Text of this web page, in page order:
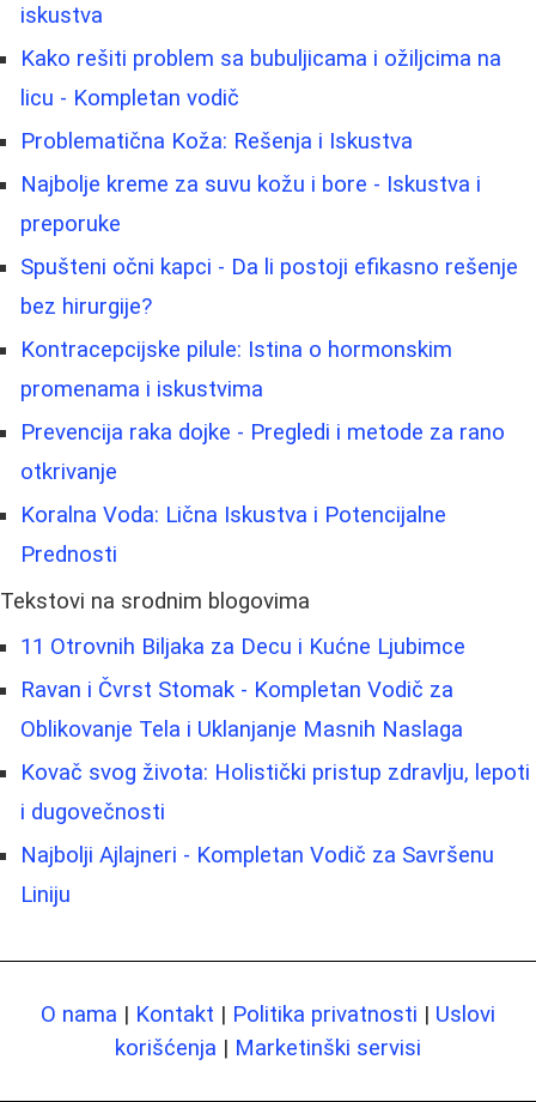
iskustva
Kako rešiti problem sa bubuljicama i ožiljcima na
licu - Kompletan vodič
Problematična Koža: Rešenja i Iskustva
Najbolje kreme za suvu kožu i bore - Iskustva i
preporuke
Spušteni očni kapci - Da li postoji efikasno rešenje
bez hirurgije?
Kontracepcijske pilule: Istina o hormonskim
promenama i iskustvima
Prevencija raka dojke - Pregledi i metode za rano
otkrivanje
Koralna Voda: Lična Iskustva i Potencijalne
Prednosti
Tekstovi na srodnim blogovima
11 Otrovnih Biljaka za Decu i Kućne Ljubimce
Ravan i Čvrst Stomak - Kompletan Vodič za
Oblikovanje Tela i Uklanjanje Masnih Naslaga
Kovač svog života: Holistički pristup zdravlju, lepoti
i dugovečnosti
Najbolji Ajlajneri - Kompletan Vodič za Savršenu
Liniju
O nama | Kontakt | Politika privatnosti | Uslovi
korišćenja | Marketinški servisi